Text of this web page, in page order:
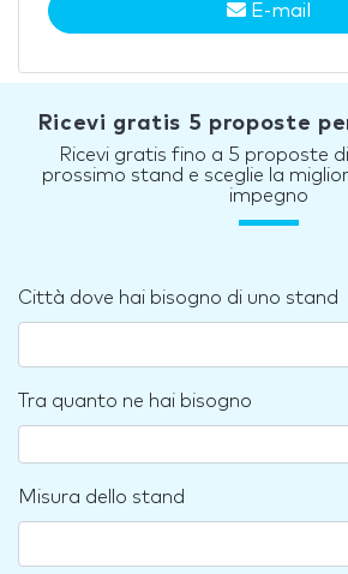
E-mail
Ricevi gratis 5 proposte
Ricevi gratis fino a 5 proposte
prossimo stand e sceglie la
impegno
Città dove hai bisogno di uno stand
Tra quanto ne hai bisogno
Misura dello stand